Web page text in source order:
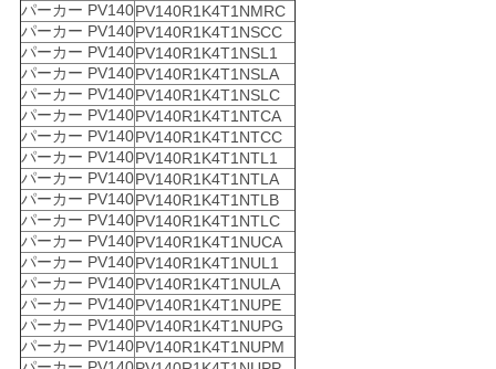
パーカー PV140PV140R1K4T1NMRC
パーカー PV140PV140R1K4T1NSCC
パーカー PV140PV140R1K4T1NSL1
パーカー PV140PV140R1K4T1NSLA
パーカー PV140PV140R1K4T1NSLC
パーカー PV140PV140R1K4T1NTCA
パーカー PV140PV140R1K4T1NTCC
パーカー PV140PV140R1K4T1NTL1
パーカー PV140PV140R1K4T1NTLA
パーカー PV140PV140R1K4T1NTLB
パーカー PV140PV140R1K4T1NTLC
パーカー PV140PV140R1K4T1NUCA
パーカー PV140PV140R1K4T1NUL1
パーカー PV140PV140R1K4T1NULA
パーカー PV140PV140R1K4T1NUPE
パーカー PV140PV140R1K4T1NUPG
パーカー PV140PV140R1K4T1NUPM